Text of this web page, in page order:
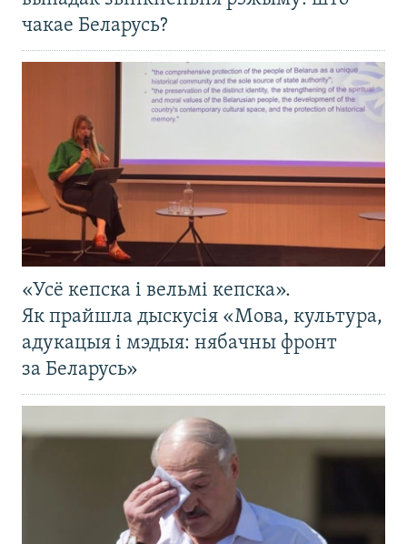
чакае Беларусь?
«Усё кепска і вельмі кепска».
Як прайшла дыскусія «Мова, культура,
адукацыя і мэдыя: нябачны фронт
за Беларусь»